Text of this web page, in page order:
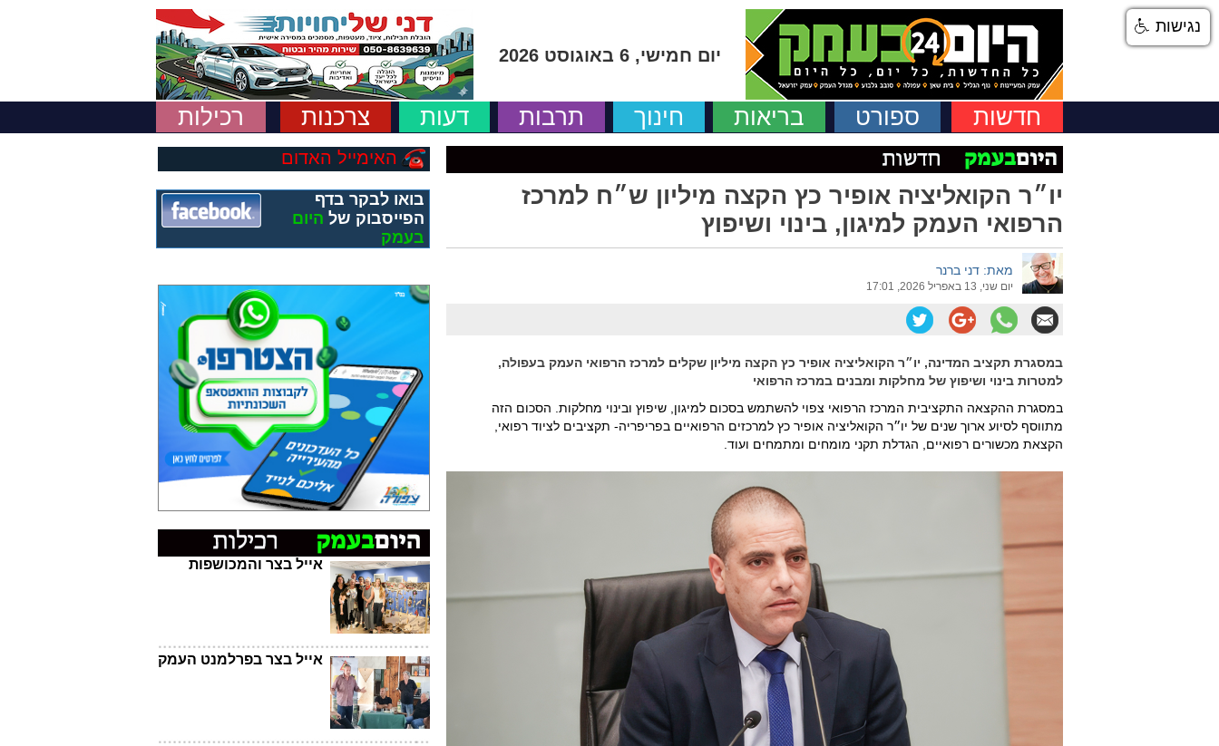
יום חמישי, 6 באוגוסט 2026
חדשות ספורט בריאות חינוך תרבות דעות צרכנות רכילות
יו״ר הקואליציה אופיר כץ הקצה מיליון ש״ח למרכז
הרפואי העמק למיגון, בינוי ושיפוץ
מאת: דני ברנר
יום שני, 13 באפריל 2026, 17:01
במסגרת תקציב המדינה, יו״ר הקואליציה אופיר כץ הקצה מיליון שקלים למרכז הרפואי העמק בעפולה,
למטרות בינוי ושיפוץ של מחלקות ומבנים במרכז הרפואי
במסגרת ההקצאה התקציבית המרכז הרפואי צפוי להשתמש בסכום למיגון, שיפוץ ובינוי מחלקות. הסכום הזה
מתווסף לסיוע ארוך שנים של יו״ר הקואליציה אופיר כץ למרכזים הרפואיים בפריפריה- תקציבים לציוד רפואי,
הקצאת מכשורים רפואיים, הגדלת תקני מומחים ומתמחים ועוד.
האימייל האדום
בואו לבקר בדף
הפייסבוק של היום
בעמק
אייל בצר והמכושפות
אייל בצר בפרלמנט העמק
נגישות